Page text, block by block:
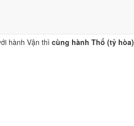
2009?
hành Vận thì cùng hành Thổ (tỷ hòa)